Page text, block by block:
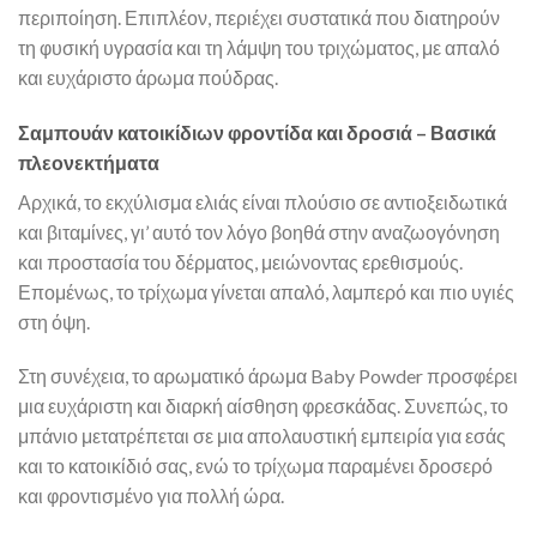
περιποίηση. Επιπλέον, περιέχει συστατικά που διατηρούν
τη φυσική υγρασία και τη λάμψη του τριχώματος, με απαλό
και ευχάριστο άρωμα πούδρας.
Σαμπουάν κατοικίδιων φροντίδα και δροσιά – Βασικά
πλεονεκτήματα
Αρχικά, το εκχύλισμα ελιάς είναι πλούσιο σε αντιοξειδωτικά
και βιταμίνες, γι’ αυτό τον λόγο βοηθά στην αναζωογόνηση
και προστασία του δέρματος, μειώνοντας ερεθισμούς.
Επομένως, το τρίχωμα γίνεται απαλό, λαμπερό και πιο υγιές
στη όψη.
Στη συνέχεια, το αρωματικό άρωμα Baby Powder προσφέρει
μια ευχάριστη και διαρκή αίσθηση φρεσκάδας. Συνεπώς, το
μπάνιο μετατρέπεται σε μια απολαυστική εμπειρία για εσάς
και το κατοικίδιό σας, ενώ το τρίχωμα παραμένει δροσερό
και φροντισμένο για πολλή ώρα.